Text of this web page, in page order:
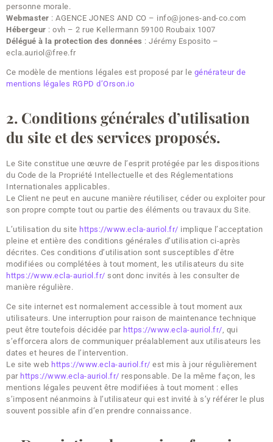
personne morale.
Webmaster : AGENCE JONES AND CO – info@jones-and-co.com
Hébergeur : ovh – 2 rue Kellermann 59100 Roubaix 1007
Délégué à la protection des données : Jérémy Esposito –
ecla.auriol@free.fr
Ce modèle de mentions légales est proposé par le générateur de
mentions légales RGPD d’Orson.io
2. Conditions générales d’utilisation
du site et des services proposés.
Le Site constitue une œuvre de l’esprit protégée par les dispositions
du Code de la Propriété Intellectuelle et des Réglementations
Internationales applicables.
Le Client ne peut en aucune manière réutiliser, céder ou exploiter pour
son propre compte tout ou partie des éléments ou travaux du Site.
L’utilisation du site https://www.ecla-auriol.fr/ implique l’acceptation
pleine et entière des conditions générales d’utilisation ci-après
décrites. Ces conditions d’utilisation sont susceptibles d’être
modifiées ou complétées à tout moment, les utilisateurs du site
https://www.ecla-auriol.fr/ sont donc invités à les consulter de
manière régulière.
Ce site internet est normalement accessible à tout moment aux
utilisateurs. Une interruption pour raison de maintenance technique
peut être toutefois décidée par https://www.ecla-auriol.fr/ , qui
s’efforcera alors de communiquer préalablement aux utilisateurs les
dates et heures de l’intervention.
Le site web https://www.ecla-auriol.fr/ est mis à jour régulièrement
par https://www.ecla-auriol.fr/ responsable. De la même façon, les
mentions légales peuvent être modifiées à tout moment : elles
s’imposent néanmoins à l’utilisateur qui est invité à s’y référer le plus
souvent possible afin d’en prendre connaissance.